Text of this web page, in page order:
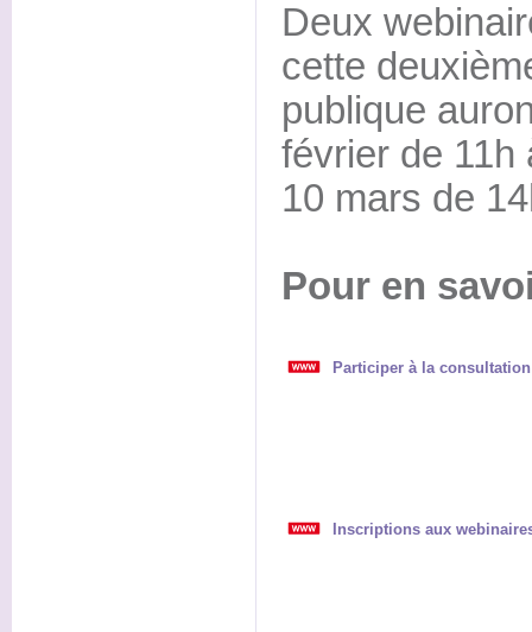
Deux
cette
publique
février de 11h
10 mars de
Pour en
Participer à la consultation
Inscriptions aux